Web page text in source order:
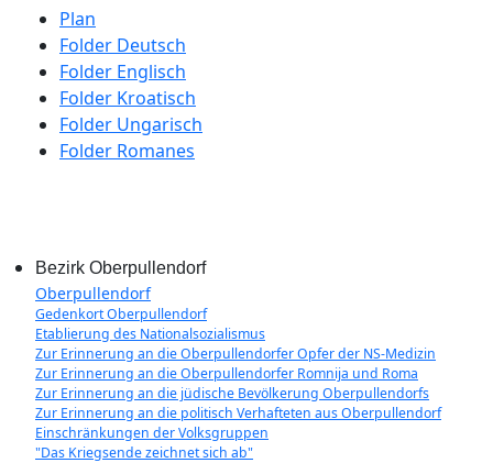
Plan
Folder Deutsch
Folder Englisch
Folder Kroatisch
Folder Ungarisch
Folder Romanes
Bezirk Oberpullendorf
Oberpullendorf
Gedenkort Oberpullendorf
Etablierung des Nationalsozialismus
Zur Erinnerung an die Oberpullendorfer Opfer der NS-Medizin
Zur Erinnerung an die Oberpullendorfer Romnija und Roma
Zur Erinnerung an die jüdische Bevölkerung Oberpullendorfs
Zur Erinnerung an die politisch Verhafteten aus Oberpullendorf
Einschränkungen der Volksgruppen
"Das Kriegsende zeichnet sich ab"